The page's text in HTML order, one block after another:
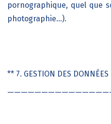
pornographique, quel que
photographie…).
** 7. GESTION DES DONNÉES